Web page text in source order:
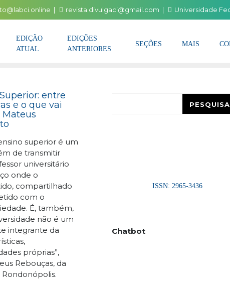
revista.divulgaci@gmail.com Universidade
EDIÇÃO
ATUAL
EDIÇÕES
ANTERIORES
SEÇÕES MAIS
entre
e o que vai
superior é um
de transmitir
universitário
onde o
compartilhado
com o
É, também,
não é um
integrante da
próprias”,
Rebouças, da
ISSN: 2965-3436
Chatbot